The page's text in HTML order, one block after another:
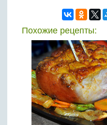
Похожие рецепты: